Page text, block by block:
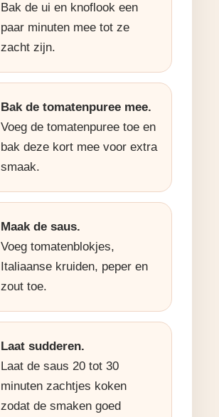
Bak de ui en knoflook een
paar minuten mee tot ze
zacht zijn.
Bak de tomatenpuree mee.
Voeg de tomatenpuree toe en
bak deze kort mee voor extra
smaak.
Maak de saus.
Voeg tomatenblokjes,
Italiaanse kruiden, peper en
zout toe.
Laat sudderen.
Laat de saus 20 tot 30
minuten zachtjes koken
zodat de smaken goed